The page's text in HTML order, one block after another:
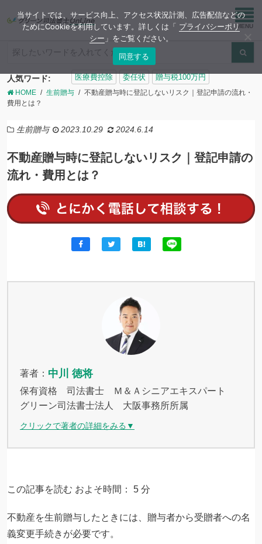
検
索:
人気ワード: 医療費控除 委任状 贈与税100万円
HOME 生前贈与
不動産贈与時に登記しないリスク｜登記申請の流れ・
費用とは？
生前贈与 2023.10.29 2024.6.14
不動産贈与時に登記しないリスク｜登記申請の
流れ・費用とは？
著者： 中川 徳将
保有資格 司法書士 Ｍ＆Ａシニアエキスパート
グリーン司法書士法人 大阪事務所所属
クリックで著者の詳細をみる▼
この記事を読む およそ時間： 5 分
不動産を生前贈与したときには、贈与者から受贈者への名
義変更手続きが必要です。
当サイトでは、サービス向上、アクセス状況計測、広告配信などの
ためにCookieを利用しています。詳しくは「 プライバシーポリ
シー 」をご覧ください。
同意する